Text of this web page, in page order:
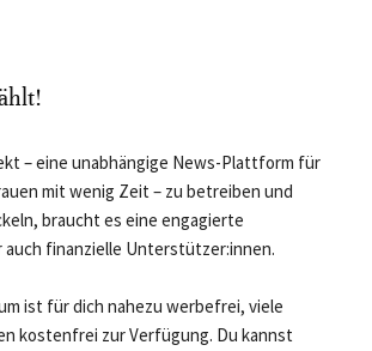
– eine unabhängige News-Plattform für
mit wenig Zeit – zu betreiben und
braucht es eine engagierte
auch finanzielle Unterstützer:innen.
ist für dich nahezu werbefrei, viele
kostenfrei zur Verfügung. Du kannst